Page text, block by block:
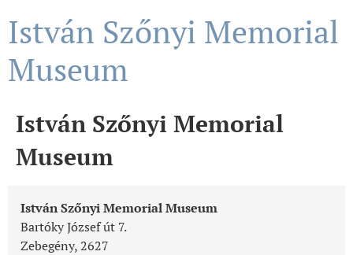
István Szőnyi Memorial
Museum
István Szőnyi Memorial
Museum
István Szőnyi Memorial Museum
Bartóky József út 7.
Zebegény,2627